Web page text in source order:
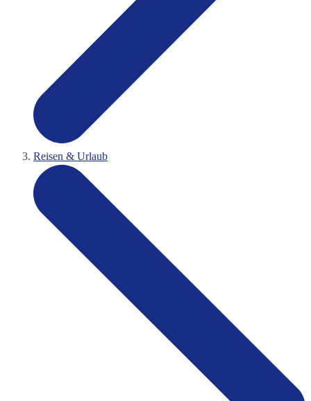
Reisen & Urlaub